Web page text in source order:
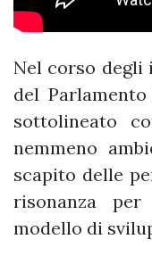
Nel corso degli
del Parlamento
sottolineato
nemmeno
scapito delle
risonanza
modello di